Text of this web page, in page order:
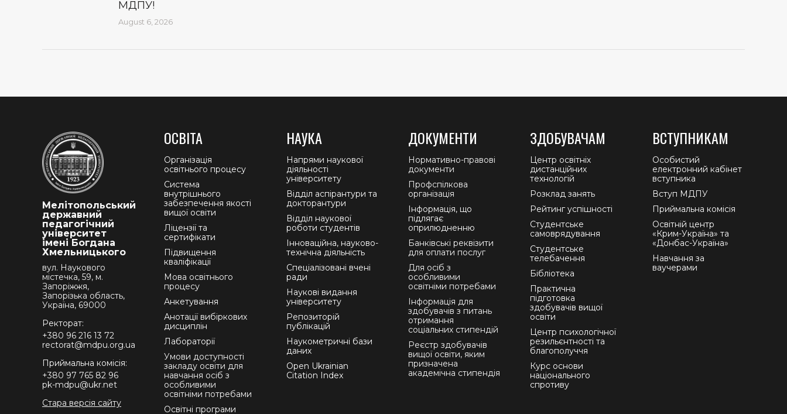
МДПУ!
August 6, 2026
Мелітопольський
державний
педагогічний
університет
імені Богдана
Хмельницького
вул. Наукового
містечка, 59, м.
Запоріжжя,
Запорізька область,
Україна, 69000
Ректорат:
+380 96 216 13 72
rectorat@mdpu.org.ua
Приймальна комісія:
+380 97 765 82 96
pk-mdpu@ukr.net
Стара версія сайту
ОСВІТА
Організація
освітнього процесу
Система
внутрішнього
забезпечення якості
вищої освіти
Ліцензії та
сертифікати
Підвищення
кваліфікації
Мова освітнього
процесу
Анкетування
Анотації вибіркових
дисциплін
Лабораторії
Умови доступності
закладу освіти для
навчання осіб з
особливими
освітніми потребами
Освітні програми
НАУКА
Напрями наукової
діяльності
університету
Відділ аспірантури та
докторантури
Відділ наукової
роботи студентів
Інноваційна, науково-
технічна діяльність
Спеціалізовані вчені
ради
Наукові видання
університету
Репозиторій
публікацій
Наукометричні бази
даних
Open Ukrainian
Citation Index
ДОКУМЕНТИ
Нормативно-правові
документи
Профспілкова
організація
Інформація, що
підлягає
оприлюдненню
Банківські реквізити
для оплати послуг
Для осіб з
особливими
освітніми потребами
Інформація для
здобувачів з питань
отримання
соціальних стипендій
Реєстр здобувачів
вищої освіти, яким
призначена
академічна стипендія
ЗДОБУВАЧАМ
Центр освітніх
дистанційних
технологій
Розклад занять
Рейтинг успішності
Студентське
самоврядування
Студентське
телебачення
Бібліотека
Практична
підготовка
здобувачів вищої
освіти
Центр психологічної
резильєнтності та
благополуччя
Курс основи
національного
спротиву
ВСТУПНИКАМ
Особистий
електронний кабінет
вступника
Вступ МДПУ
Приймальна комісія
Освітній центр
«Крим-Україна» та
«Донбас-Україна»
Навчання за
ваучерами